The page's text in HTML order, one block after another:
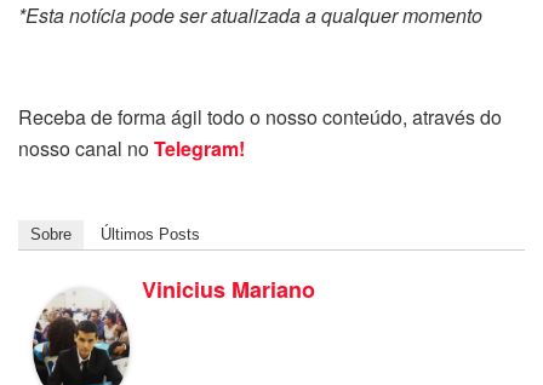
*Esta notícia pode ser atualizada a qualquer momento
Receba de forma ágil todo o nosso conteúdo, através do
nosso canal noTelegram!
Sobre Últimos Posts
Vinicius Mariano